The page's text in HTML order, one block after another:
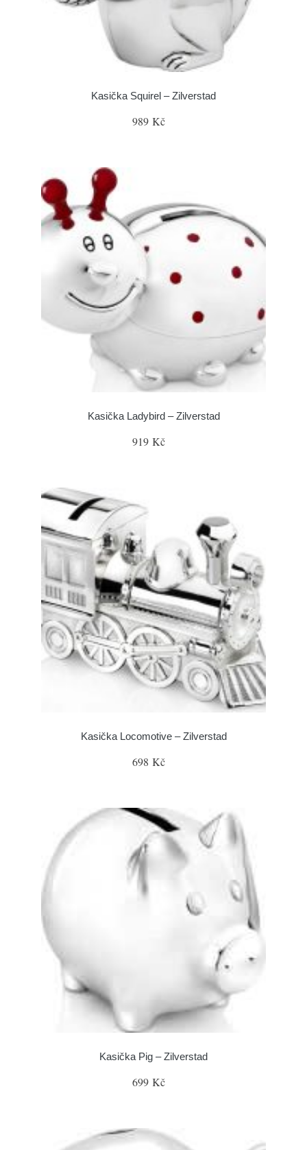
Kasička Squirel – Zilverstad
989 Kč
Kasička Ladybird – Zilverstad
919 Kč
Kasička Locomotive – Zilverstad
698 Kč
Kasička Pig – Zilverstad
699 Kč